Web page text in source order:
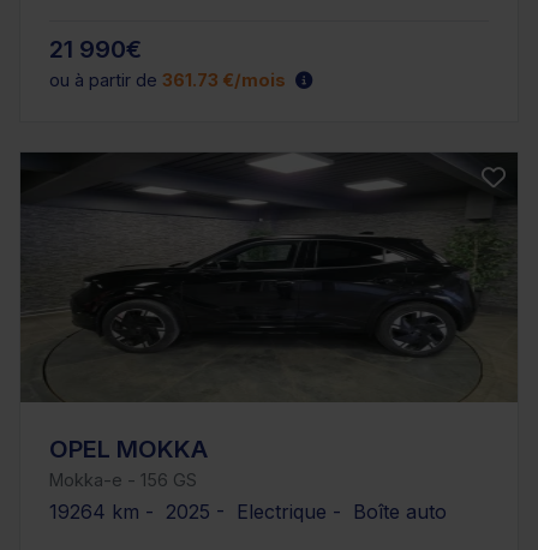
21 990€
ou à partir de 361.73 €/mois
OPEL MOKKA
Mokka-e - 156 GS
19264 km - 2025 - Electrique - Boîte auto